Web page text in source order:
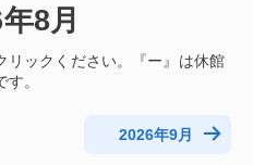
8月
2026年9月